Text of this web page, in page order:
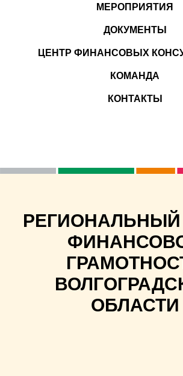
МЕРОПРИЯТИЯ
ДОКУМЕНТЫ
ЦЕНТР ФИНАНСОВЫХ
КОМАНДА
КОНТАКТЫ
РЕГИОНАЛЬНЫЙ
ОБЛАСТИ